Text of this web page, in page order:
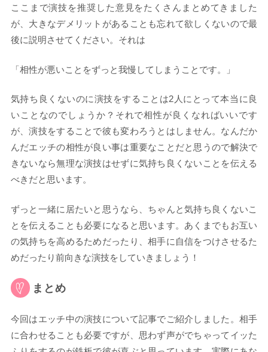
ここまで演技を推奨した意見をたくさんまとめてきました
が、大きなデメリットがあることも忘れて欲しくないので最
後に説明させてください。それは
「相性が悪いことをずっと我慢してしまうことです。」
気持ち良くないのに演技をすることは2人にとって本当に良
いことなのでしょうか？それで相性が良くなればいいです
が、演技をすることで彼も変わろうとはしません。なんだか
んだエッチの相性が良い事は重要なことだと思うので解決で
きないなら無理な演技はせずに気持ち良くないことを伝える
べきだと思います。
ずっと一緒に居たいと思うなら、ちゃんと気持ち良くないこ
とを伝えることも必要になると思います。あくまでもお互い
の気持ちを高めるためだったり、相手に自信をつけさせるた
めだったり前向きな演技をしていきましょう！
まとめ
今回はエッチ中の演技について記事でご紹介しました。相手
に合わせることも必要ですが、思わず声がでちゃってイッた